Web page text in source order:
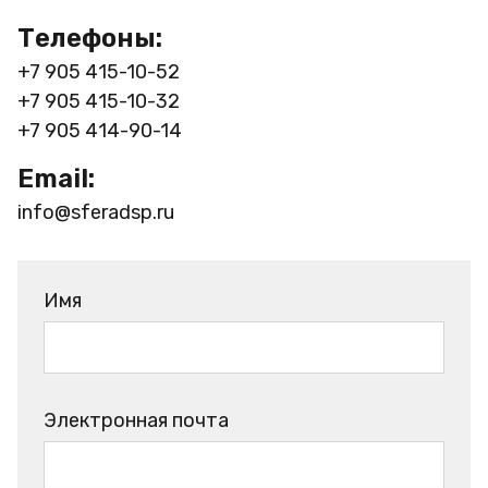
Телефоны:
+7 905 415-10-52
+7 905 415-10-32
+7 905 414-90-14
Email:
info@sferadsp.ru
Имя
Электронная почта